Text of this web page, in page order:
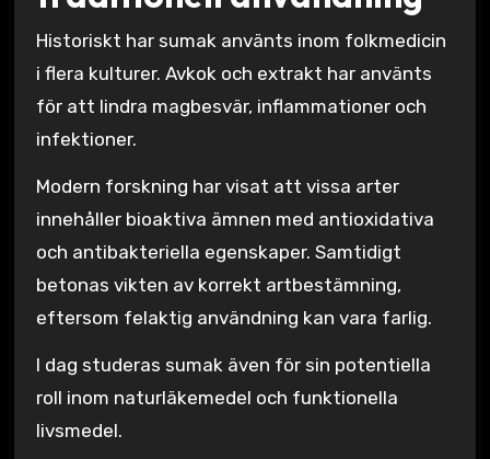
Historiskt har sumak använts inom folkmedicin
i flera kulturer. Avkok och extrakt har använts
för att lindra magbesvär, inflammationer och
infektioner.
Modern forskning har visat att vissa arter
innehåller bioaktiva ämnen med antioxidativa
och antibakteriella egenskaper. Samtidigt
betonas vikten av korrekt artbestämning,
eftersom felaktig användning kan vara farlig.
I dag studeras sumak även för sin potentiella
roll inom naturläkemedel och funktionella
livsmedel.